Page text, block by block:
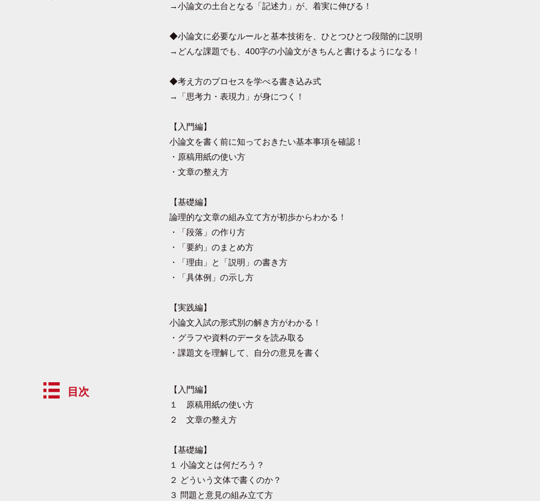
→小論文の土台となる「記述力」が、着実に伸びる！
◆小論文に必要なルールと基本技術を、ひとつひとつ段階的に説明
→どんな課題でも、400字の小論文がきちんと書けるようになる！
◆考え方のプロセスを学べる書き込み式
→「思考力・表現力」が身につく！
【入門編】
小論文を書く前に知っておきたい基本事項を確認！
・原稿用紙の使い方
・文章の整え方
【基礎編】
論理的な文章の組み立て方が初歩からわかる！
・「段落」の作り方
・「要約」のまとめ方
・「理由」と「説明」の書き方
・「具体例」の示し方
【実践編】
小論文入試の形式別の解き方がわかる！
・グラフや資料のデータを読み取る
・課題文を理解して、自分の意見を書く
目次
【入門編】
１ 原稿用紙の使い方
２ 文章の整え方
【基礎編】
１ 小論文とは何だろう？
２ どういう文体で書くのか？
３ 問題と意見の組み立て方